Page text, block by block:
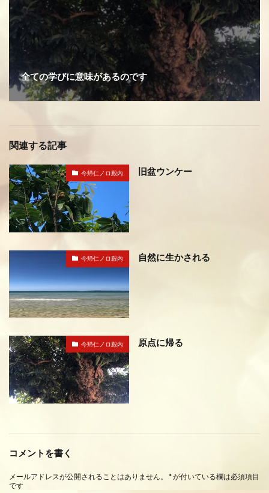
全ての学びに意味があるのです
関連する記事
今帰仁ノロ殿内 旧盆ウンケー
今帰仁ノロ殿内 自然に生かされる
今帰仁ノロ殿内 原点に帰る
コメントを書く
メールアドレスが公開されることはありません。 *が付いている欄は必須項目
です